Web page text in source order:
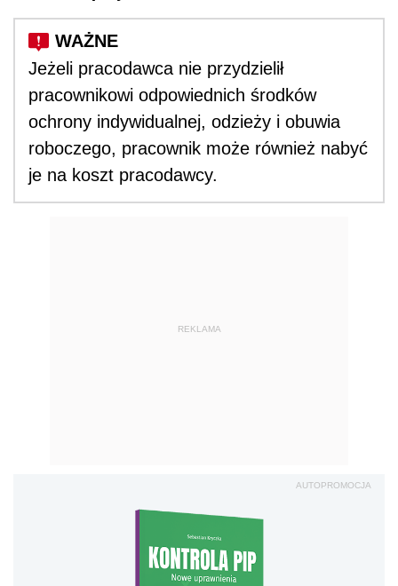
Jeżeli pracodawca nie przydzielił
pracownikowi odpowiednich środków
ochrony indywidualnej, odzieży i obuwia
roboczego, pracownik może również nabyć
je na koszt pracodawcy.
REKLAMA
AUTOPROMOCJA